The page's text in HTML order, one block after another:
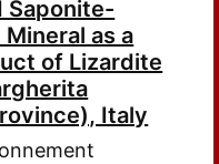
Saponite-
as a
of Lizardite
Italy